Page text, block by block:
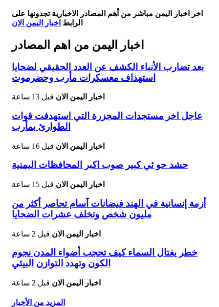
اخر اخبار اليمن مباشر من أهم المصادر الاخبارية تجدونها على
الرابط اخبار اليمن الان
اخبار اليمن من اهم المصادر
بعد تضارب الأنباء الكشف عن العدد الحقيقي لضحايا
استهداف معسكرات مأرب وحضرموت
اخبار اليمن الان قبل 13 ساعة
عاجل اخر مستجدات المجزرة التي استهدفت قوات
الطوارئ بمأرب
اخبار اليمن الان قبل 16 ساعة
حشد حو ثي كبير صوب اكبر المحافظات اليمنية
اخبار اليمن الان قبل 15 ساعة
أزمة إنسانية في الهند فيضانات آسام تحاصر أكثر من
مليون شخص وتخلف عشرات الضحايا
اخبار اليمن الان قبل 2 ساعة
خطر يغتال السماء كيف تحجب أضواء المدن نجوم
الكون وتهدد التوازن البيئي
اخبار اليمن الان قبل 2 ساعة
المزيد من الأخبار